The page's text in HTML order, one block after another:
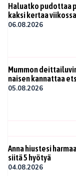
Haluatko pudottaa
kaksi kertaa
06.08.2026
Mummon
naisen kannattaa
05.08.2026
Anna hiustesi
siitä 5 hyötyä
04.08.2026